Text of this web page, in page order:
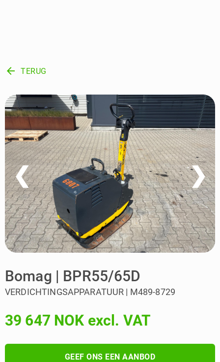
arrow_back TERUG
❮ ❯
Bomag | BPR55/65D
VERDICHTINGSAPPARATUUR | M489-8729
39 647 NOK excl. VAT
GEEF ONS EEN AANBOD